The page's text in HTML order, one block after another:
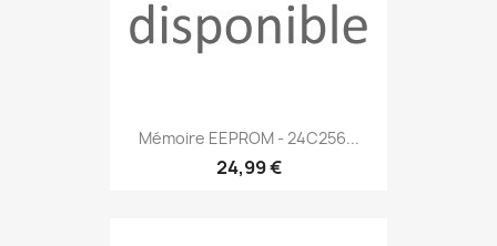
Mémoire EEPROM - 24C256...
24,99 €